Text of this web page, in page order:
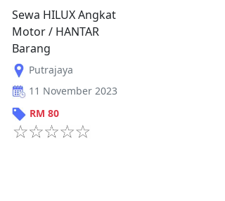
Sewa HILUX Angkat
Motor / HANTAR
Barang
Putrajaya
11 November 2023
RM 80